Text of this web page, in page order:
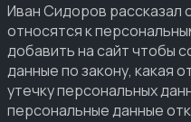
Иван Сидоров рассказал
относятся к
добавить на сайт чтобы
данные по закону, какая
утечку персональных
персональные данные